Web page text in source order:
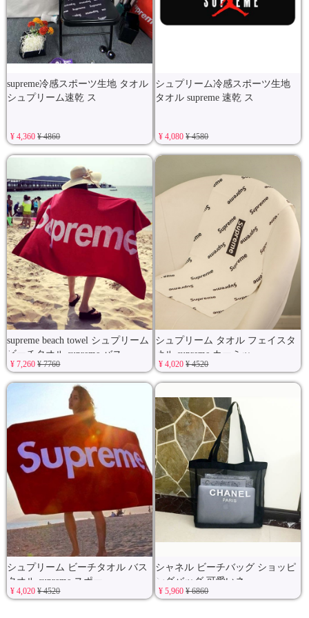
supreme冷感スポーツ生地 タオル
シュプリーム速乾 ス
¥ 4,360¥ 4860
シュプリーム冷感スポーツ生地
タオル supreme 速乾 ス
¥ 4,080¥ 4580
supreme beach towel シュプリーム
ビーチタオル supreme バス
¥ 7,260¥ 7760
シュプリーム タオル フェイスタ
オル supreme カーミッ
¥ 4,020¥ 4520
シュプリーム ビーチタオル バス
タオル supreme スポー
¥ 4,020¥ 4520
シャネル ビーチバッグ ショッピ
ングバッグ 可愛いネ
¥ 5,960¥ 6860